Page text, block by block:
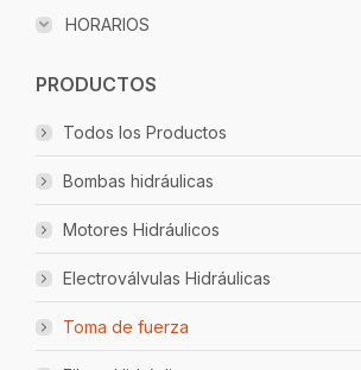
HORARIOS
PRODUCTOS
Todos los Productos
Bombas hidráulicas
Motores Hidráulicos
Electroválvulas Hidráulicas
Toma de fuerza